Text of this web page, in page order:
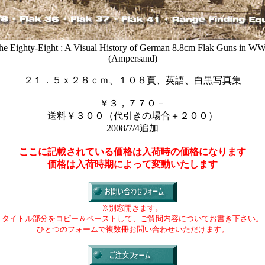
Eighty-Eight : A Visual History of German 8.8cm Flak Guns in
(Ampersand)
２１．５ｘ２８ｃｍ、１０８頁、英語、白黒写真集
￥３，７７０－
送料￥３００（代引きの場合＋２００）
2008/7/4追加
ここに記載されている価格は入荷時の価格になります
価格は入荷時期によって変動いたします
※別窓開きます。
タイトル部分をコピー＆ペーストして、ご質問内容についてお書き下さい。
ひとつのフォームで複数冊お問い合わせいただけます。